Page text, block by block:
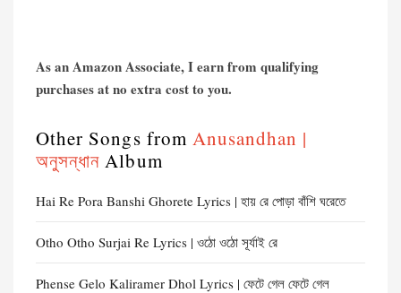
As an Amazon Associate, I earn from qualifying
purchases at no extra cost to you.
Other Songs from Anusandhan |
অনুসন্ধান Album
Hai Re Pora Banshi Ghorete Lyrics | হায় রে পোড়া বাঁশি ঘরেতে
Otho Otho Surjai Re Lyrics | ওঠো ওঠো সূর্যাই রে
Phense Gelo Kaliramer Dhol Lyrics | ফেটে গেল ফেটে গেল